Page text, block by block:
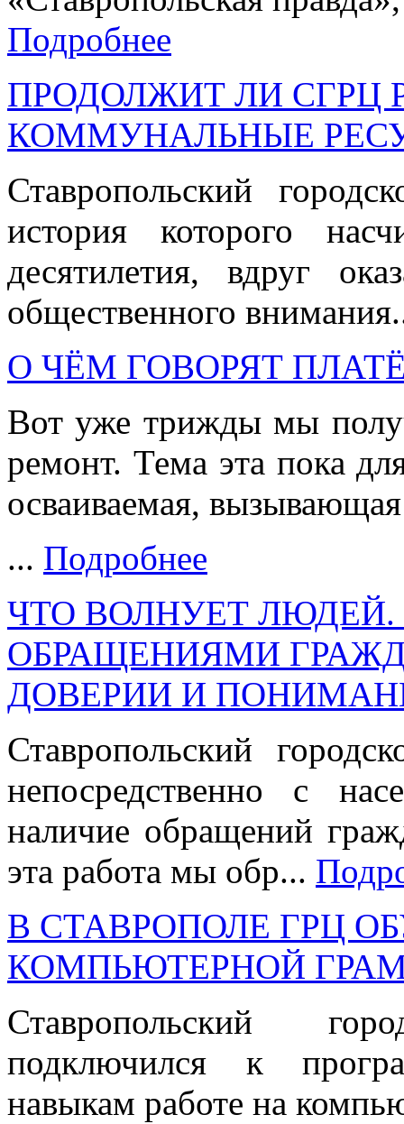
Подробнее
ПРОДОЛЖИТ ЛИ СГРЦ
КОММУНАЛЬНЫЕ
Ставропольский
история которого
десятилетия, вдруг
общественного
О ЧЁМ ГОВОРЯТ
Вот уже трижды мы
ремонт. Тема эта пока
осваиваемая,
... Подробнее
ЧТО ВОЛНУЕТ ЛЮДЕЙ.
ОБРАЩЕНИЯМИ
ДОВЕРИИ И
Ставропольский
непосредственно с
наличие обращений
эта работа мы обр...
В СТАВРОПОЛЕ ГРЦ
КОМПЬЮТЕРНОЙ
Ставропольский
подключился к
навыкам работе на